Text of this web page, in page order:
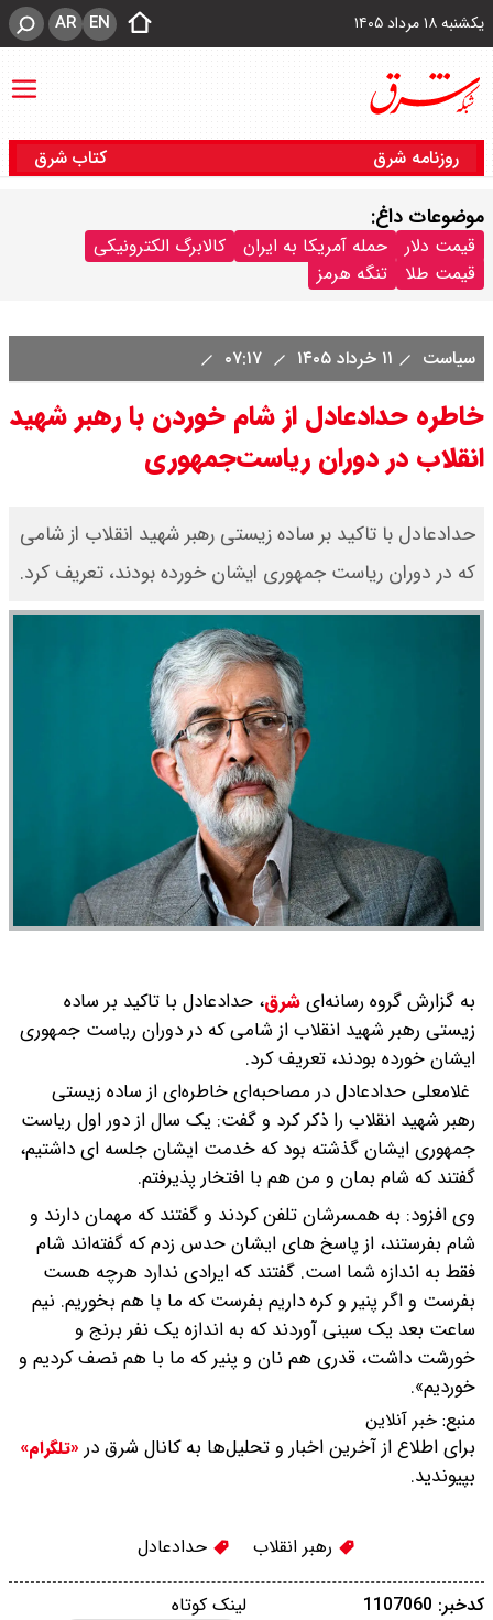
یکشنبه ۱۸ مرداد ۱۴۰۵ EN
AR
روزنامه شرق کتاب شرق
موضوعات داغ:
قیمت دلار حمله آمریکا به ایران
کالابرگ الکترونیکی
قیمت طلا
تنگه هرمز
سیاست ۱۱ خرداد ۱۴۰۵
خاطره حدادعادل از شام خوردن با رهبر شهید
انقلاب در دوران ریاست‌جمهوری
حدادعادل با تاکید بر ساده زیستی رهبر شهید انقلاب از شامی
که در دوران ریاست جمهوری ایشان خورده‌ بودند، تعریف کرد.
به گزارش گروه رسانه‌ایشرق، حدادعادل با تاکید بر ساده
زیستی رهبر شهید انقلاب از شامی که در دوران ریاست جمهوری
ایشان خورده‌ بودند، تعریف کرد.
غلامعلی حدادعادل در مصاحبه‌ای خاطره‌ای از ساده زیستی
رهبر شهید انقلاب را ذکر کرد و گفت: یک سال از دور اول ریاست
جمهوری ایشان گذشته بود که خدمت ایشان جلسه ای داشتیم،
گفتند که شام بمان و من هم با افتخار پذیرفتم.
وی افزود: به همسرشان تلفن کردند و گفتند که مهمان دارند و
شام بفرستند، از پاسخ های ایشان حدس زدم که گفته‌اند شام
فقط به اندازه شما است. گفتند که ایرادی ندارد هرچه هست
بفرست و اگر پنیر و کره داریم بفرست که ما با هم بخوریم. نیم
ساعت بعد یک سینی آوردند که به اندازه یک نفر برنج و
خورشت داشت، قدری هم نان و پنیر که ما با هم نصف کردیم و
خوردیم».
منبع: خبر آنلاین
برای اطلاع از آخرین اخبار و تحلیل‌ها به کانال شرق در «تلگرام»
بپیوندید.
رهبر انقلاب حدادعادل
لینک کوتاه کدخبر: 1107060